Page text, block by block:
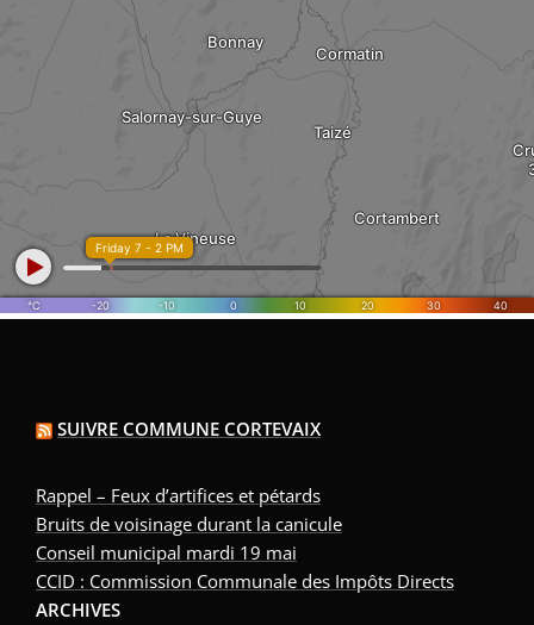
SUIVRE COMMUNE CORTEVAIX
Rappel – Feux d’artifices et pétards
Bruits de voisinage durant la canicule
Conseil municipal mardi 19 mai
CCID : Commission Communale des Impôts Directs
ARCHIVES